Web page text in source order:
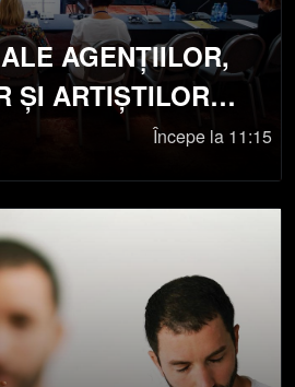
AGENȚIILOR,
ȘI ARTIȘTILOR
Începe la 11:15